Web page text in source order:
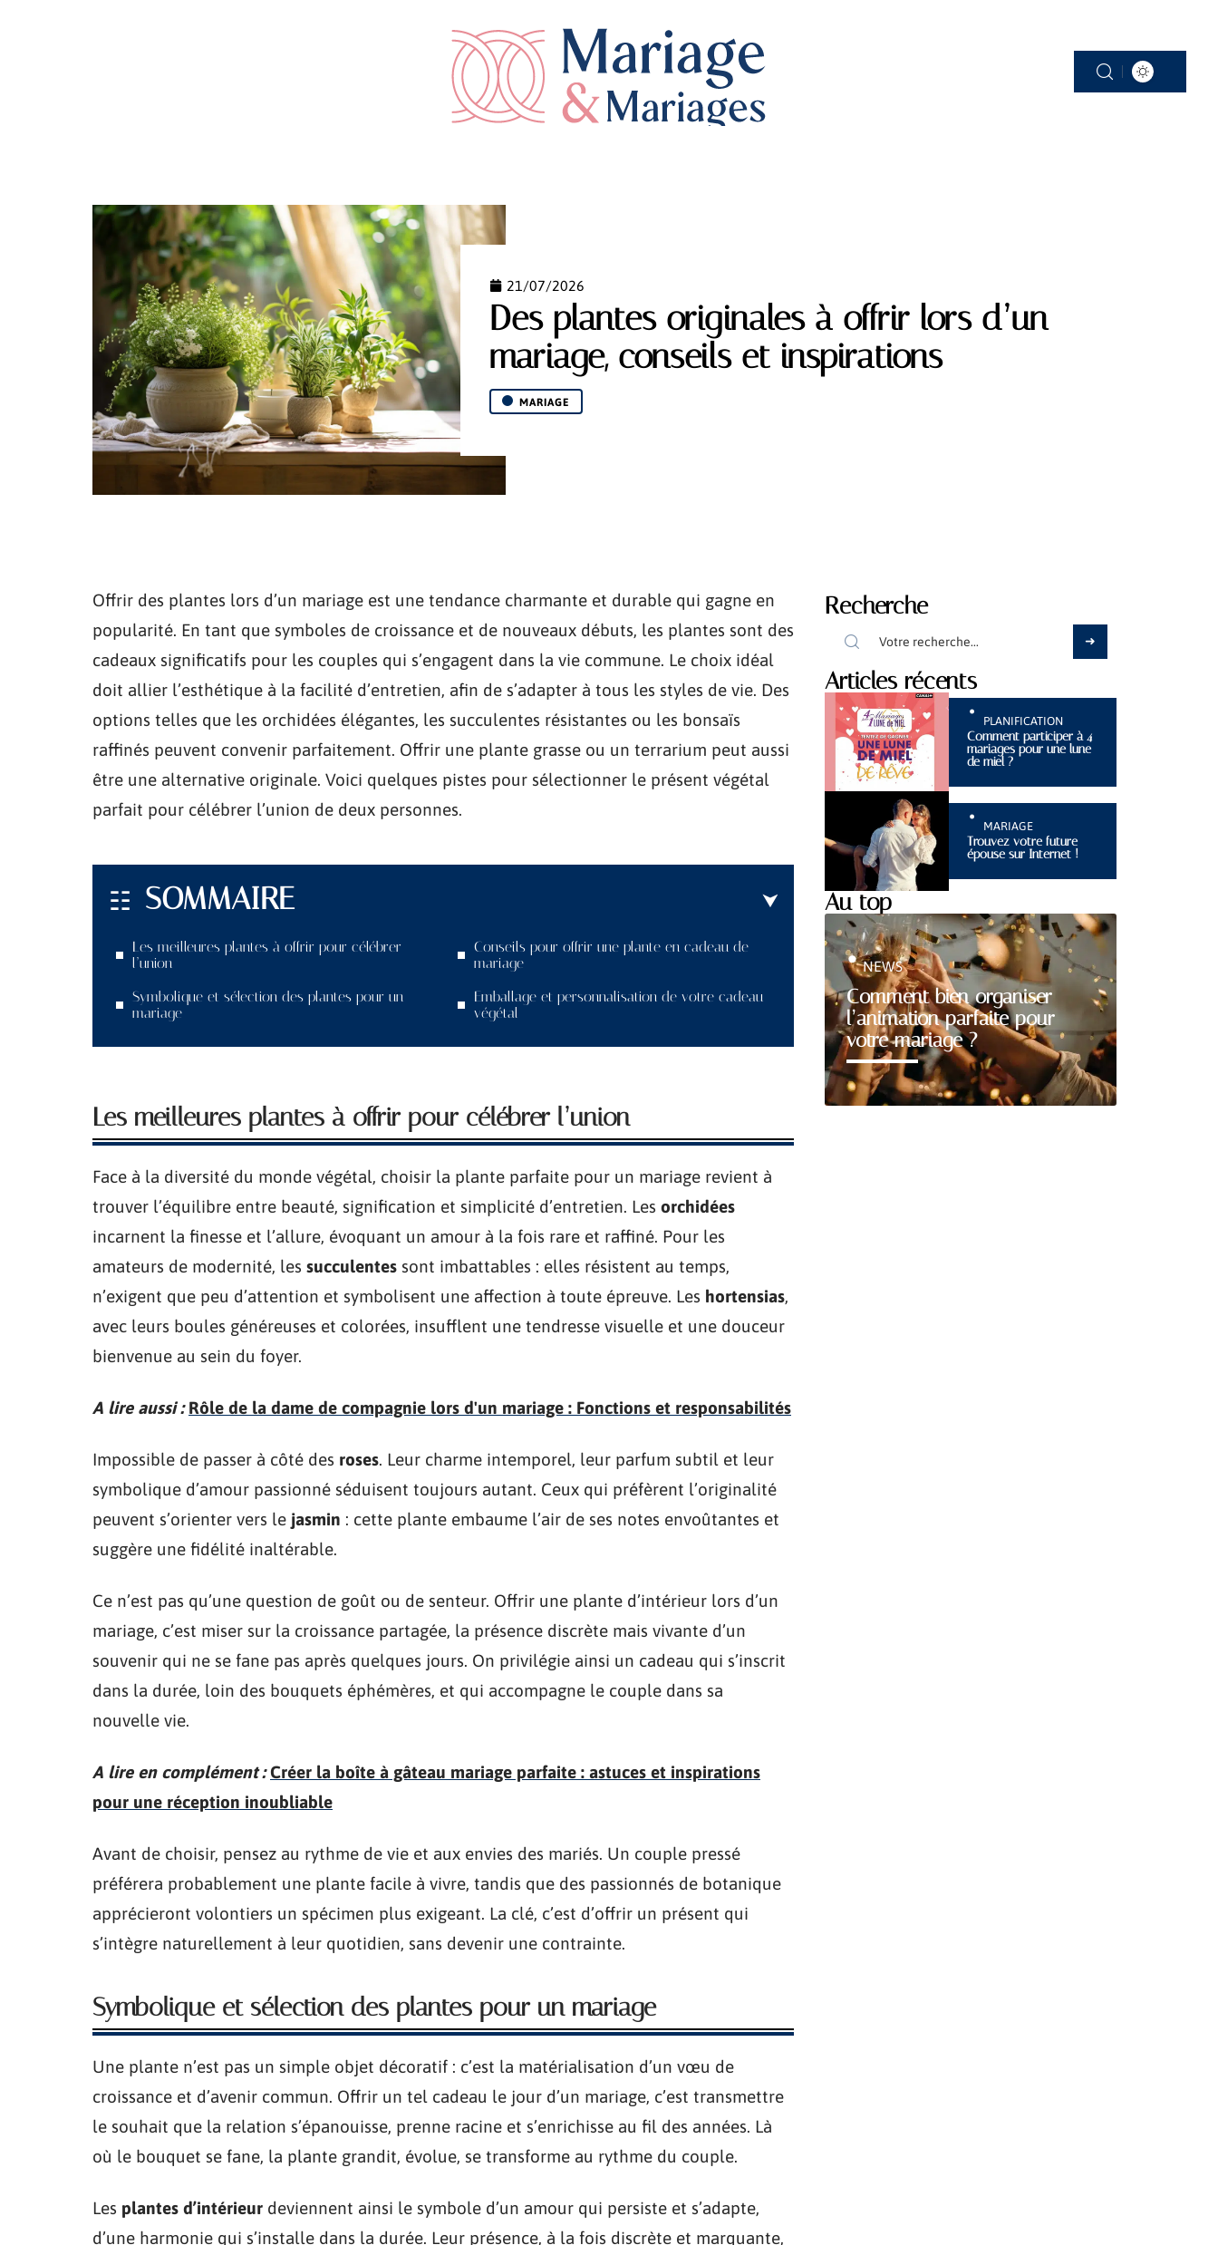
21/07/2026
Des plantes originales à offrir lors d’un
mariage, conseils et inspirations
MARIAGE
Offrir des plantes lors d’un mariage est une tendance charmante et durable qui gagne en
popularité. En tant que symboles de croissance et de nouveaux débuts, les plantes sont des
cadeaux significatifs pour les couples qui s’engagent dans la vie commune. Le choix idéal
doit allier l’esthétique à la facilité d’entretien, afin de s’adapter à tous les styles de vie. Des
options telles que les orchidées élégantes, les succulentes résistantes ou les bonsaïs
raffinés peuvent convenir parfaitement. Offrir une plante grasse ou un terrarium peut aussi
être une alternative originale. Voici quelques pistes pour sélectionner le présent végétal
parfait pour célébrer l’union de deux personnes.
SOMMAIRE
Les meilleures plantes à offrir pour célébrer
l’union
Symbolique et sélection des plantes pour un
mariage
Conseils pour offrir une plante en cadeau de
mariage
Emballage et personnalisation de votre cadeau
végétal
Les meilleures plantes à offrir pour célébrer l’union
Face à la diversité du monde végétal, choisir la plante parfaite pour un mariage revient à
trouver l’équilibre entre beauté, signification et simplicité d’entretien. Les orchidées
incarnent la finesse et l’allure, évoquant un amour à la fois rare et raffiné. Pour les
amateurs de modernité, les succulentes sont imbattables : elles résistent au temps,
n’exigent que peu d’attention et symbolisent une affection à toute épreuve. Les hortensias,
avec leurs boules généreuses et colorées, insufflent une tendresse visuelle et une douceur
bienvenue au sein du foyer.
A lire aussi : Rôle de la dame de compagnie lors d'un mariage : Fonctions et responsabilités
Impossible de passer à côté des roses. Leur charme intemporel, leur parfum subtil et leur
symbolique d’amour passionné séduisent toujours autant. Ceux qui préfèrent l’originalité
peuvent s’orienter vers le jasmin : cette plante embaume l’air de ses notes envoûtantes et
suggère une fidélité inaltérable.
Ce n’est pas qu’une question de goût ou de senteur. Offrir une plante d’intérieur lors d’un
mariage, c’est miser sur la croissance partagée, la présence discrète mais vivante d’un
souvenir qui ne se fane pas après quelques jours. On privilégie ainsi un cadeau qui s’inscrit
dans la durée, loin des bouquets éphémères, et qui accompagne le couple dans sa
nouvelle vie.
A lire en complément : Créer la boîte à gâteau mariage parfaite : astuces et inspirations
pour une réception inoubliable
Avant de choisir, pensez au rythme de vie et aux envies des mariés. Un couple pressé
préférera probablement une plante facile à vivre, tandis que des passionnés de botanique
apprécieront volontiers un spécimen plus exigeant. La clé, c’est d’offrir un présent qui
s’intègre naturellement à leur quotidien, sans devenir une contrainte.
Symbolique et sélection des plantes pour un mariage
Une plante n’est pas un simple objet décoratif : c’est la matérialisation d’un vœu de
croissance et d’avenir commun. Offrir un tel cadeau le jour d’un mariage, c’est transmettre
le souhait que la relation s’épanouisse, prenne racine et s’enrichisse au fil des années. Là
où le bouquet se fane, la plante grandit, évolue, se transforme au rythme du couple.
Les plantes d’intérieur deviennent ainsi le symbole d’un amour qui persiste et s’adapte,
d’une harmonie qui s’installe dans la durée. Leur présence, à la fois discrète et marquante,
Recherche
Articles récents
PLANIFICATION
Comment participer à 4
mariages pour une lune
de miel ?
MARIAGE
Trouvez votre future
épouse sur Internet !
Au top
Comment bien organiser
l’animation parfaite pour
votre mariage ?
NEWS